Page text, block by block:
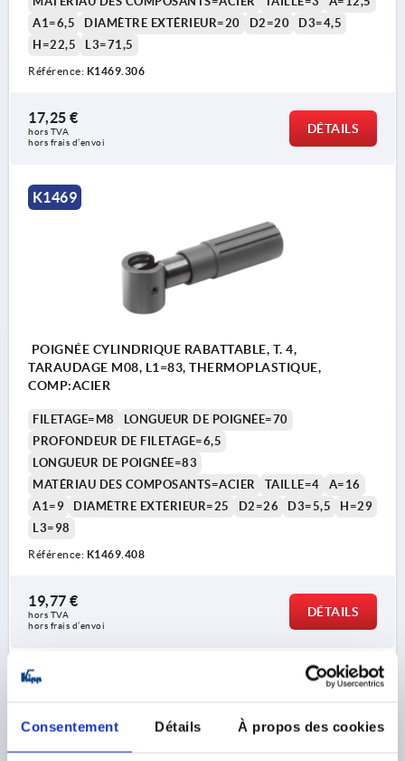
Consentement Détails À propos des cookies
A1=6,5
DIAMÈTRE EXTÉRIEUR=20 D2=20
D3=4,5
H=22,5
L3=71,5
Référence: K1469.306
17,25 €
hors TVA
hors frais d’envoi
DÉTAILS
K1469
POIGNÉE CYLINDRIQUE RABATTABLE, T. 4,
TARAUDAGE M08, L1=83, THERMOPLASTIQUE,
COMP:ACIER
FILETAGE=M8
LONGUEUR DE POIGNÉE=70
PROFONDEUR DE FILETAGE=6,5
LONGUEUR DE POIGNÉE=83
MATÉRIAU DES COMPOSANTS=ACIER
TAILLE=4
A=16
A1=9
DIAMÈTRE EXTÉRIEUR=25 D2=26 D3=5,5
H=29
L3=98
Référence: K1469.408
19,77 €
hors TVA
hors frais d’envoi
DÉTAILS
K1469